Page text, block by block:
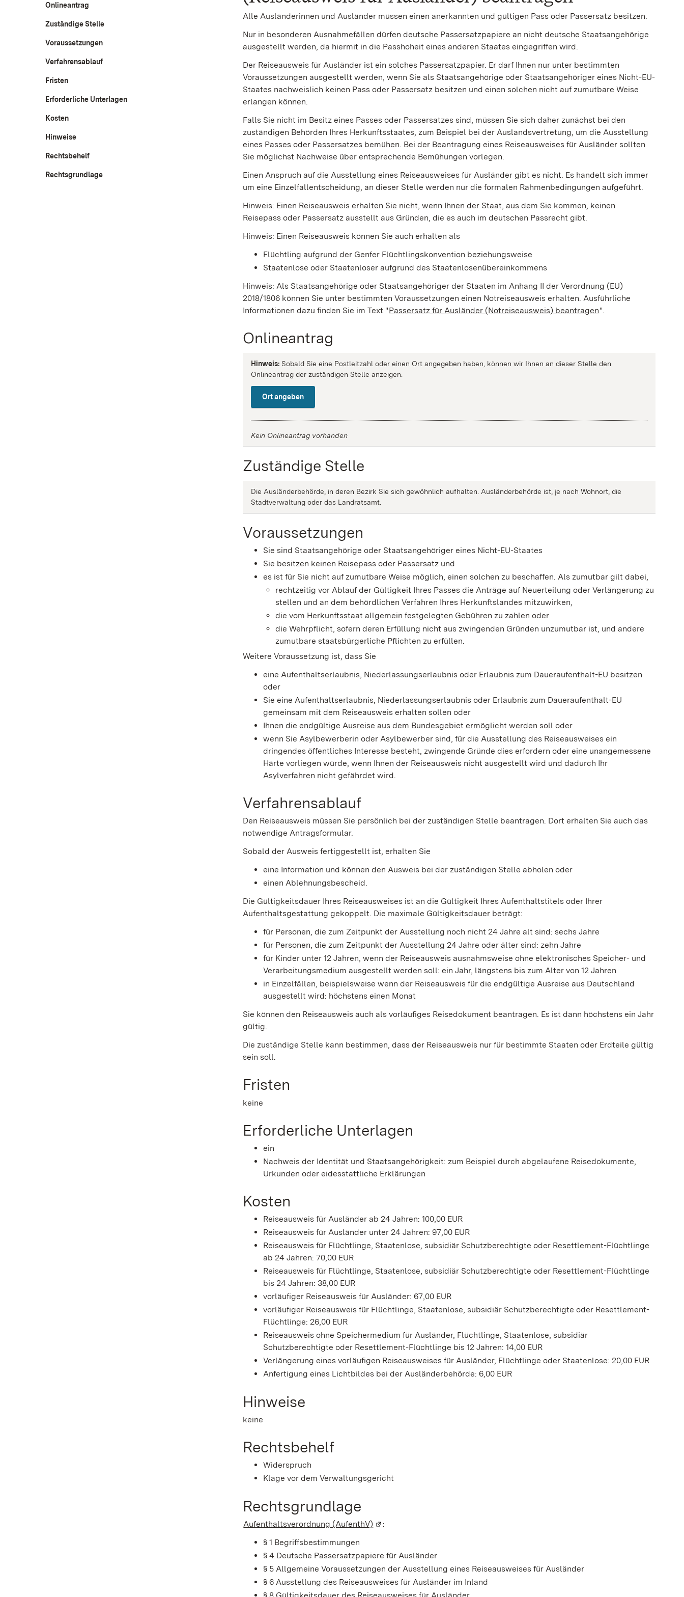
Onlineantrag
Zuständige Stelle
Voraussetzungen
Verfahrensablauf
Fristen
Erforderliche Unterlagen
Kosten
Hinweise
Rechtsbehelf
Rechtsgrundlage
Alle Ausländerinnen und Ausländer müssen einen anerkannten und gültigen Pass oder Passersatz besitzen.
Nur in besonderen Ausnahmefällen dürfen deutsche Passersatzpapiere an nicht deutsche Staatsangehörige
ausgestellt werden, da hiermit in die Passhoheit eines anderen Staates eingegriffen wird.
Der Reiseausweis für Ausländer ist ein solches Passersatzpapier. Er darf Ihnen nur unter bestimmten
Voraussetzungen ausgestellt werden, wenn Sie als Staatsangehörige oder Staatsangehöriger eines Nicht-EU-
Staates nachweislich keinen Pass oder Passersatz besitzen und einen solchen nicht auf zumutbare Weise
erlangen können.
Falls Sie nicht im Besitz eines Passes oder Passersatzes sind, müssen Sie sich daher zunächst bei den
zuständigen Behörden Ihres Herkunftsstaates, zum Beispiel bei der Auslandsvertretung, um die Ausstellung
eines Passes oder Passersatzes bemühen. Bei der Beantragung eines Reiseausweises für Ausländer sollten
Sie möglichst Nachweise über entsprechende Bemühungen vorlegen.
Einen Anspruch auf die Ausstellung eines Reiseausweises für Ausländer gibt es nicht. Es handelt sich immer
um eine Einzelfallentscheidung, an dieser Stelle werden nur die formalen Rahmenbedingungen aufgeführt.
Hinweis: Einen Reiseausweis erhalten Sie nicht, wenn Ihnen der Staat, aus dem Sie kommen, keinen
Reisepass oder Passersatz ausstellt aus Gründen, die es auch im deutschen Passrecht gibt.
Hinweis: Einen Reiseausweis können Sie auch erhalten als
Flüchtlingaufgrund der Genfer Flüchtlingskonvention beziehungsweise
Staatenlose oder Staatenloser aufgrund des Staatenlosenübereinkommens
Hinweis: Als Staatsangehörige oder Staatsangehöriger der Staaten im Anhang II der Verordnung (EU)
2018/1806 können Sie unter bestimmten Voraussetzungen einen Notreiseausweis erhalten. Ausführliche
Informationen dazu finden Sie im Text "Passersatz für Ausländer (Notreiseausweis) beantragen".
Onlineantrag
Hinweis: Sobald Sie eine Postleitzahl oder einen Ort angegeben haben, können wir Ihnen an dieser Stelle den
Onlineantrag der zuständigen Stelle anzeigen.
Ort angeben
Kein Onlineantrag vorhanden
Zuständige Stelle
Die Ausländerbehörde, in deren Bezirk Sie sich gewöhnlich aufhalten. Ausländerbehörde ist, je nach Wohnort, die
Stadtverwaltung oder das Landratsamt.
Voraussetzungen
Sie sind Staatsangehörige oder Staatsangehöriger eines Nicht-EU-Staates
Sie besitzen keinen Reisepass oder Passersatz und
es ist für Sie nicht auf zumutbare Weise möglich, einen solchen zu beschaffen. Als zumutbar gilt dabei,
rechtzeitig vor Ablauf der Gültigkeit Ihres Passes die Anträge auf Neuerteilung oder Verlängerung zu
stellen und an dem behördlichen Verfahren Ihres Herkunftslandes mitzuwirken,
die vom Herkunftsstaat allgemein festgelegten Gebühren zu zahlen oder
die Wehrpflicht, sofern deren Erfüllung nicht aus zwingenden Gründen unzumutbar ist, und andere
zumutbare staatsbürgerliche Pflichten zu erfüllen.
Weitere Voraussetzung ist, dass Sie
eine Aufenthaltserlaubnis, Niederlassungserlaubnis oder Erlaubnis zum Daueraufenthalt-EU besitzen
oder
Sie eine Aufenthaltserlaubnis, Niederlassungserlaubnis oder Erlaubnis zum Daueraufenthalt-EU
gemeinsam mit dem Reiseausweis erhalten sollen oder
Ihnen die endgültige Ausreise aus dem Bundesgebiet ermöglicht werden soll oder
wenn Sie Asylbewerberin oder Asylbewerber sind, für die Ausstellung des Reiseausweises ein
dringendes öffentliches Interesse besteht, zwingende Gründe dies erfordern oder eine unangemessene
Härte vorliegen würde, wenn Ihnen der Reiseausweis nicht ausgestellt wird und dadurch Ihr
Asylverfahren nicht gefährdet wird.
Verfahrensablauf
Den Reiseausweis müssen Sie persönlich bei der zuständigen Stelle beantragen. Dort erhalten Sie auch das
notwendige Antragsformular.
Sobald der Ausweis fertiggestellt ist, erhalten Sie
eine Information und können den Ausweis bei der zuständigen Stelle abholen oder
einen Ablehnungsbescheid.
Die Gültigkeitsdauer Ihres Reiseausweises ist an die Gültigkeit Ihres Aufenthaltstitels oder Ihrer
Aufenthaltsgestattung gekoppelt. Die maximale Gültigkeitsdauer beträgt:
für Personen, die zum Zeitpunkt der Ausstellung noch nicht 24 Jahre alt sind: sechs Jahre
für Personen, die zum Zeitpunkt der Ausstellung 24 Jahre oder älter sind: zehn Jahre
für Kinder unter 12 Jahren, wenn der Reiseausweis ausnahmsweiseohne elektronisches Speicher- und
Verarbeitungsmedium ausgestellt werden soll: ein Jahr, längstens bis zum Alter von 12 Jahren
in Einzelfällen, beispielsweise wenn der Reiseausweis für die endgültige Ausreise aus Deutschland
ausgestellt wird: höchstens einen Monat
Sie können den Reiseausweis auch als vorläufiges Reisedokument beantragen. Es ist dann höchstens ein Jahr
gültig.
Die zuständige Stelle kann bestimmen, dass der Reiseausweis nur für bestimmte Staaten oder Erdteile gültig
sein soll.
Fristen
keine
Erforderliche Unterlagen
ein
Nachweis der Identität und Staatsangehörigkeit: zum Beispiel durch abgelaufene Reisedokumente,
Urkunden oder eidesstattliche Erklärungen
Kosten
Reiseausweis für Ausländer ab 24 Jahren: 100,00 EUR
Reiseausweis für Ausländer unter 24 Jahren: 97,00 EUR
Reiseausweis für Flüchtlinge, Staatenlose, subsidiär Schutzberechtigte oder Resettlement-Flüchtlinge
ab 24 Jahren: 70,00 EUR
Reiseausweis für Flüchtlinge, Staatenlose, subsidiär Schutzberechtigte oder Resettlement-Flüchtlinge
bis 24 Jahren: 38,00 EUR
vorläufiger Reiseausweis für Ausländer: 67,00 EUR
vorläufiger Reiseausweis für Flüchtlinge, Staatenlose, subsidiär Schutzberechtigte oder Resettlement-
Flüchtlinge: 26,00 EUR
Reiseausweis ohne Speichermedium für Ausländer, Flüchtlinge, Staatenlose, subsidiär
Schutzberechtigte oder Resettlement-Flüchtlinge bis 12 Jahren: 14,00 EUR
Verlängerung eines vorläufigen Reiseausweises für Ausländer, Flüchtlinge oder Staatenlose: 20,00 EUR
Anfertigung eines Lichtbildes bei der Ausländerbehörde: 6,00 EUR
Hinweise
keine
Rechtsbehelf
Widerspruch
Klage vor dem Verwaltungsgericht
Rechtsgrundlage
Aufenthaltsverordnung (AufenthV) (Wird in einem neuen Fenster geöffnet)
:
§ 1 Begriffsbestimmungen
§ 4 Deutsche Passersatzpapiere für Ausländer
§ 5 Allgemeine Voraussetzungen der Ausstellung eines Reiseausweises für Ausländer
§ 6 Ausstellung des Reiseausweises für Ausländer im Inland